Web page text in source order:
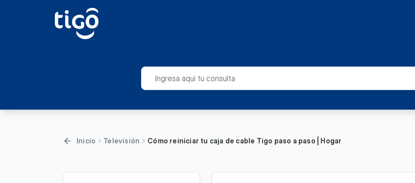
Inicio Televisión Cómo reiniciar tu caja de cable Tigo paso a paso | Hogar